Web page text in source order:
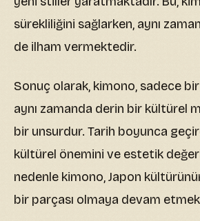
sürekliliğini sağlarken, aynı
de ilham vermektedir.
Sonuç olarak, kimono, sadece
aynı zamanda derin bir kültürel
bir unsurdur. Tarih boyunca
kültürel önemini ve estetik
nedenle kimono, Japon
bir parçası olmaya devam